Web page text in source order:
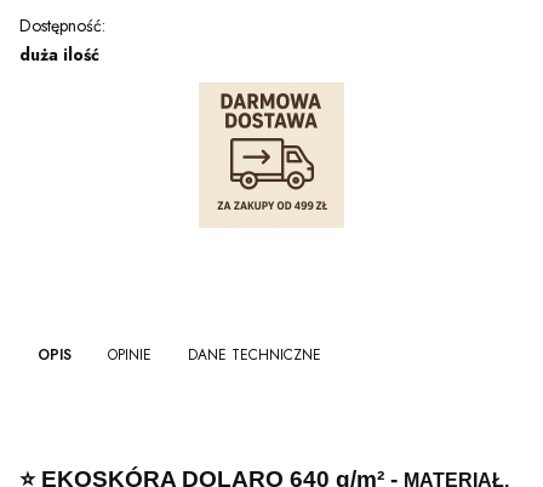
Dostępność:
duża ilość
OPIS OPINIE DANE TECHNICZNE
⭐️ EKOSKÓRA DOLARO 640 g/m² - MATERIAŁ,